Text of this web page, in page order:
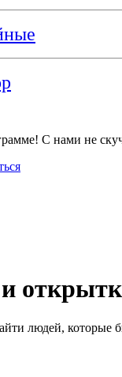
С нами не
людей, которые